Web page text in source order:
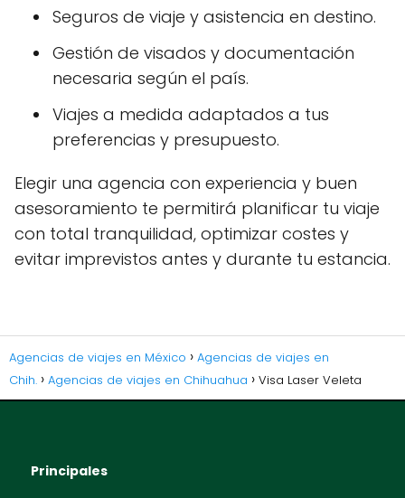
Seguros de viaje y asistencia en destino.
Gestión de visados y documentación
necesaria según el país.
Viajes a medida adaptados a tus
preferencias y presupuesto.
Elegir una agencia con experiencia y buen
asesoramiento te permitirá planificar tu viaje
con total tranquilidad, optimizar costes y
evitar imprevistos antes y durante tu estancia.
Agencias de viajes en México
Agencias de viajes en
Chih.
Agencias de viajes en Chihuahua Visa Laser Veleta
Principales